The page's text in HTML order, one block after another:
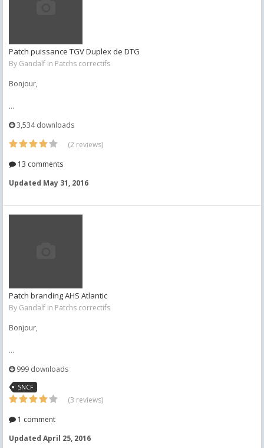
Patch puissance TGV Duplex de DTG
By Gandalf in Patchs correctifs
Bonjour,
...
3,534 downloads
(2 reviews)
13 comments
Updated May 31, 2016
Patch branding AHS Atlantic
By Gandalf in Patchs correctifs
Bonjour,
...
999 downloads
SNCF
(3 reviews)
1 comment
Updated April 25, 2016